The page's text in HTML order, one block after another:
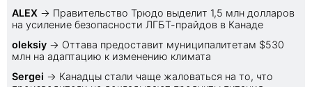
ALEX → Правительство Трюдо выделит 1,5 млн долларов
на усиление безопасности ЛГБТ-прайдов в Канаде
oleksiy → Оттава предоставит муниципалитетам $530
млн на адаптацию к изменению климата
Sеrgei → Канадцы стали чаще жаловаться на то, что